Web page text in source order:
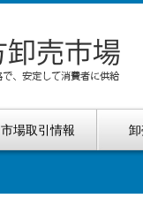
市場取引情報